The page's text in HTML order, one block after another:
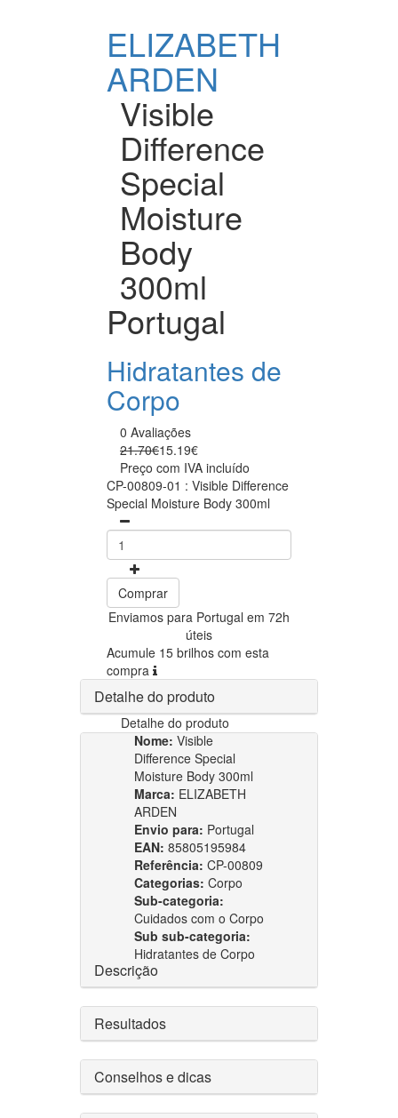
ELIZABETH
ARDEN
Visible
Difference
Special
Moisture
Body
300ml
Portugal
Hidratantes de
Corpo
0 Avaliações
21.70€15.19€
Preço com IVA incluído
CP-00809-01 : Visible Difference
Special Moisture Body 300ml
Comprar
Enviamos para Portugal em 72h
úteis
Acumule 15 brilhos com esta
compra
Detalhe do produto
Detalhe do produto
Nome: Visible
Difference Special
Moisture Body 300ml
Marca: ELIZABETH
ARDEN
Envio para: Portugal
EAN: 85805195984
Referência: CP-00809
Categorias: Corpo
Sub-categoria:
Cuidados com o Corpo
Sub sub-categoria:
Hidratantes de Corpo
Descrição
Resultados
Conselhos e dicas